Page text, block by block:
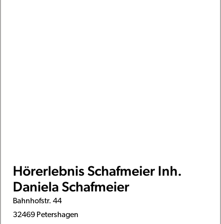
Hörerlebnis Schafmeier Inh.
Daniela Schafmeier
Bahnhofstr. 44
32469 Petershagen